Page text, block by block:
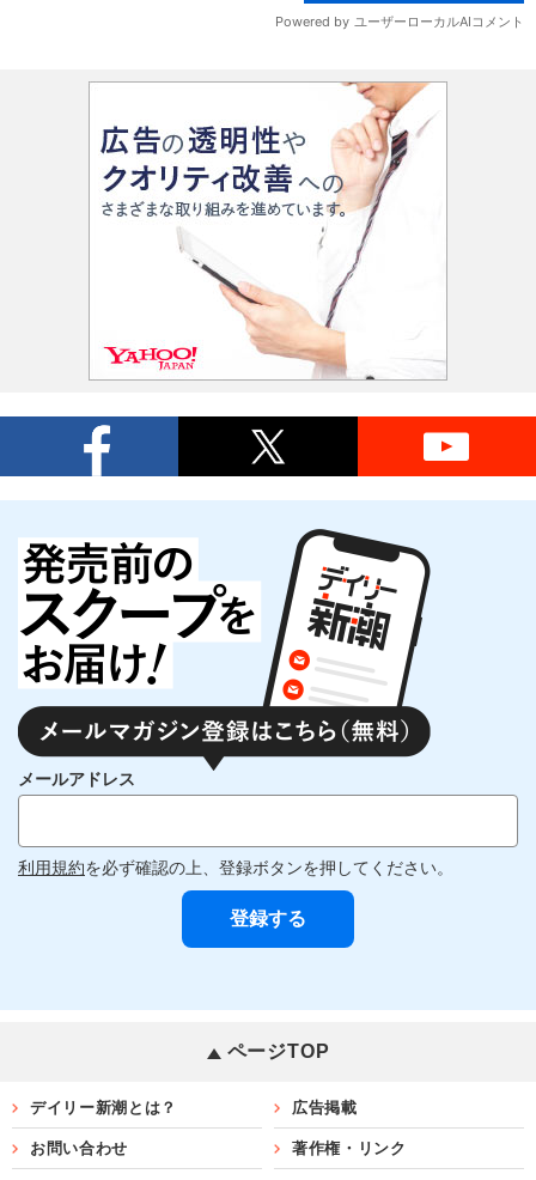
メールアドレス
利用規約を必ず確認の上、登録ボタンを押してください。
ページTOP
デイリー新潮とは？ 広告掲載
お問い合わせ 著作権・リンク